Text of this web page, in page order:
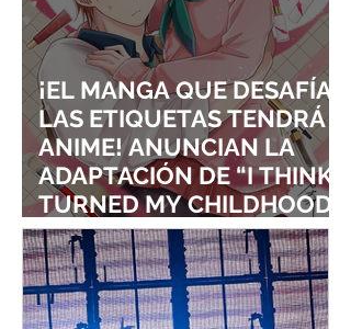
¡EL MANGA QUE DESAFÍA
LAS ETIQUETAS TENDRÁ
ANIME! ANUNCIAN LA
ADAPTACIÓN DE “I THINK I
TURNED MY CHILDHOOD
FRIEND INTO A GIRL”